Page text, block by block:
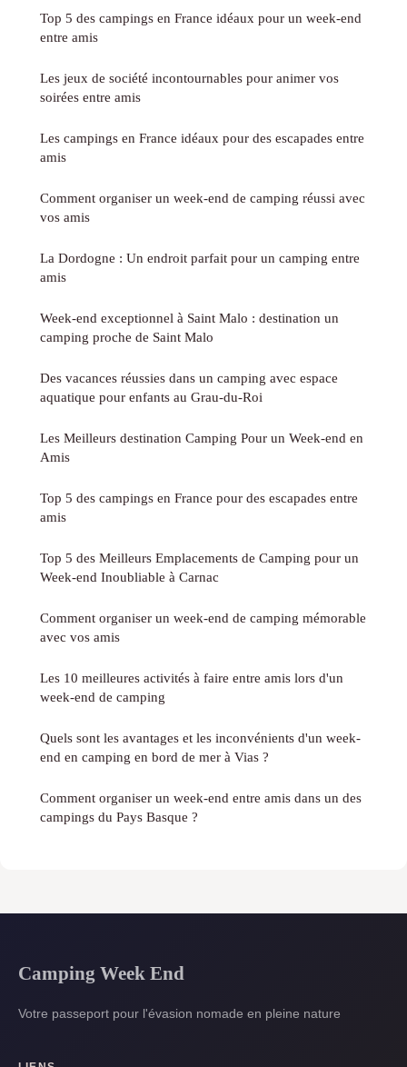
Top 5 des campings en France idéaux pour un week-end
entre amis
Les jeux de société incontournables pour animer vos
soirées entre amis
Les campings en France idéaux pour des escapades entre
amis
Comment organiser un week-end de camping réussi avec
vos amis
La Dordogne : Un endroit parfait pour un camping entre
amis
Week-end exceptionnel à Saint Malo : destination un
camping proche de Saint Malo
Des vacances réussies dans un camping avec espace
aquatique pour enfants au Grau-du-Roi
Les Meilleurs destination Camping Pour un Week-end en
Amis
Top 5 des campings en France pour des escapades entre
amis
Top 5 des Meilleurs Emplacements de Camping pour un
Week-end Inoubliable à Carnac
Comment organiser un week-end de camping mémorable
avec vos amis
Les 10 meilleures activités à faire entre amis lors d'un
week-end de camping
Quels sont les avantages et les inconvénients d'un week-
end en camping en bord de mer à Vias ?
Comment organiser un week-end entre amis dans un des
campings du Pays Basque ?
Camping Week End
Votre passeport pour l'évasion nomade en pleine nature